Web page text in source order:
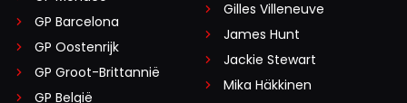
GP Barcelona
GP Oostenrijk
GP Groot-Brittannië
GP België
Gilles Villeneuve
James Hunt
Jackie Stewart
Mika Häkkinen